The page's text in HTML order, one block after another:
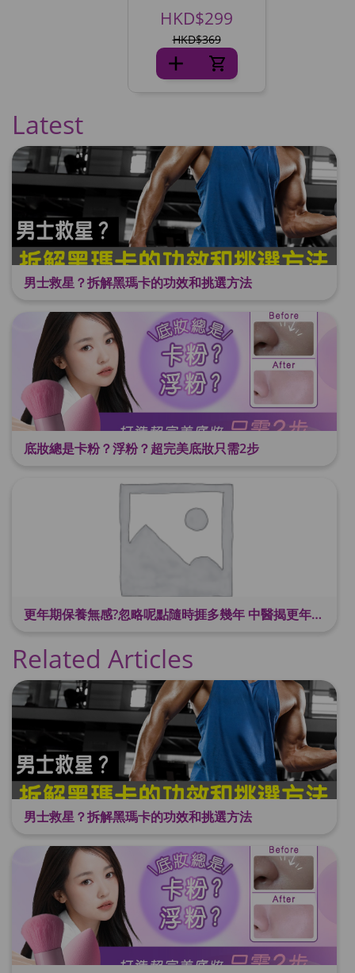
HKD$299
HKD$369
Latest
男士救星？拆解黑瑪卡的功效和挑選方法
底妝總是卡粉？浮粉？超完美底妝只需2步
更年期保養無感?忽略呢點隨時捱多幾年 中醫揭更年保養關鍵 輕鬆舒適渡過更年期
Related Articles
男士救星？拆解黑瑪卡的功效和挑選方法